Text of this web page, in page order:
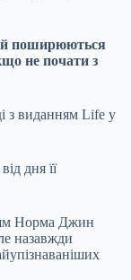
поширюються
не почати з
з виданням Life у
дня її
Норма Джин
назавжди